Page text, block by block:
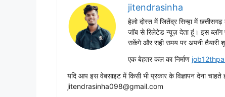
jitendrasinha
हेलो दोस्त में जितेंद्र सिन्हा में
जॉब से रिलेटेड न्यूज़ देता हूं। इस ब्लॉग
सकेंगे और सही समय पर अपनी
एक बेहतर कल का निर्माण
यदि आप इस वेबसाइट में किसी भी प्रकार के विज्ञापन देना
jitendrasinha098@gmail.com